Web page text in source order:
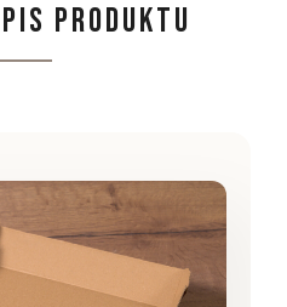
PRODUKTU